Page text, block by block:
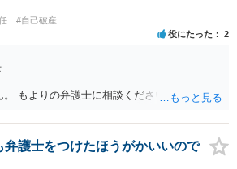
#自己破産
役にたった 2
。 もよりの弁護士に相談ください。
弁護士をつけたほうがかいいので